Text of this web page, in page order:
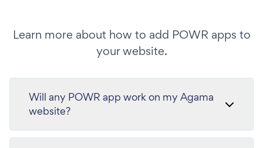
Learn more about how to add POWR apps to
your website.
Will any POWR app work on my Agama
website?